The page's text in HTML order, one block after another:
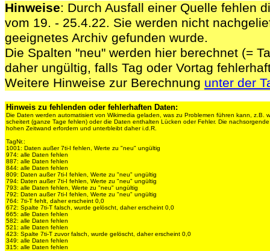
Hinweise: Durch Ausfall einer Quelle fehlen
vom 19. - 25.4.22. Sie werden nicht
geeignetes Archiv gefunden wurde.
Die Spalten "neu" werden hier berechnet (=
daher ungültig, falls Tag oder Vortag
Weitere Hinweise zur Berechnung unter der
Hinweis zu fehlenden oder fehlerhaften Daten:
Die Daten werden automatisiert von Wikimedia geladen, was zu Problemen führen kann, z.B.
scheitert (ganze Tage fehlen) oder die Daten enthalten Lücken oder Fehler. Die
hohen Zeitwand erfordern und unterbleibt daher i.d.R.
TagNr.:
1001: Daten außer 7ti-I fehlen, Werte zu "neu" ungültig
974: alle Daten fehlen
887: alle Daten fehlen
844: alle Daten fehlen
809: Daten außer 7ti-I fehlen, Werte zu "neu" ungültig
794: Daten außer 7ti-I fehlen, Werte zu "neu" ungültig
793: alle Daten fehlen, Werte zu "neu" ungültig
792: Daten außer 7ti-I fehlen, Werte zu "neu" ungültig
764: 7ti-T fehlt, daher erscheint 0,0
672: Spalte 7ti-T falsch, wurde gelöscht, daher erscheint 0,0
665: alle Daten fehlen
582: alle Daten fehlen
521: alle Daten fehlen
423: Spalte 7ti-T zuvor falsch, wurde gelöscht, daher erscheint 0,0
349: alle Daten fehlen
315: alle Daten fehlen